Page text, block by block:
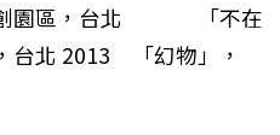
創園區，台北 「不在
台北 2013 「幻物」，